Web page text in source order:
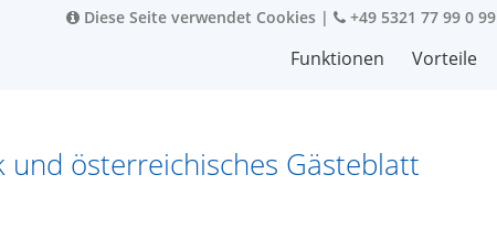
Diese Seite verwendet Cookies | +49 5321 77 99 0 99
Funktionen Vorteile
und österreichisches Gästeblatt